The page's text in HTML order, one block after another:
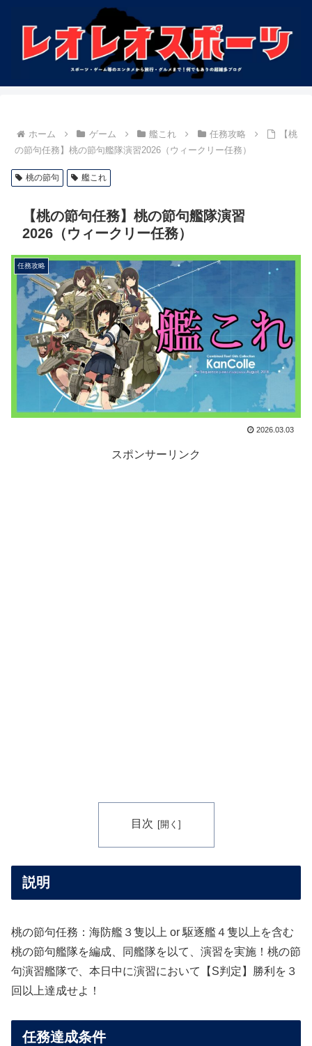
ホーム ゲーム 艦これ 任務攻略
【桃
の節句任務】桃の節句艦隊演習2026（ウィークリー任務）
桃の節句 艦これ
【桃の節句任務】桃の節句艦隊演習
2026（ウィークリー任務）
任務攻略
2026.03.03
スポンサーリンク
目次
説明
桃の節句任務：海防艦３隻以上 or 駆逐艦４隻以上を含む
桃の節句艦隊を編成、同艦隊を以て、演習を実施！桃の節
句演習艦隊で、本日中に演習において【S判定】勝利を３
回以上達成せよ！
任務達成条件